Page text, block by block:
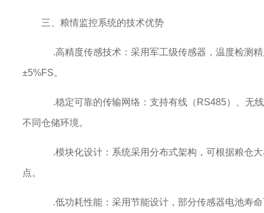
三、粮情监控系统的技术优势
.高精度传感技术：采用军工级传感器，温度检测
±5%FS。
.稳定可靠的传输网络：支持有线（RS485）、无
不同仓储环境。
.模块化设计：系统采用分布式架构，可根据粮仓
点。
.低功耗性能：采用节能设计，部分传感器电池寿